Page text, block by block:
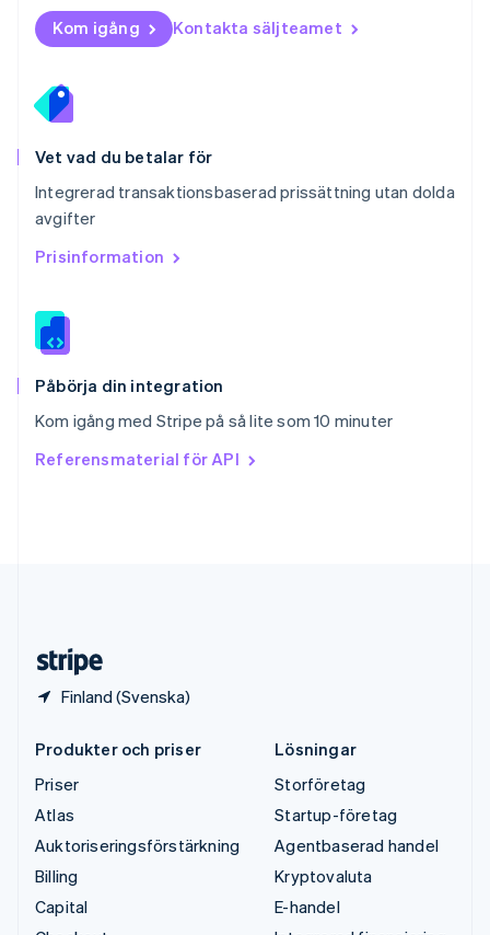
Kom igång Kontakta säljteamet
Vet vad du betalar för
Integrerad transaktionsbaserad prissättning utan dolda
avgifter
Prisinformation
Påbörja din integration
Kom igång med Stripe på så lite som 10 minuter
Referensmaterial för API
Finland (Svenska)
Português English
Rumänien
Schweiz
Deutsch
English简体中文
English
Slovenien
English Italiano
Storbritannien
Sverige
SvenskaEnglish
ไทยEnglish
English
Produkter och priser
Priser
Atlas
Auktoriseringsförstärkning
Billing
Capital
Lösningar
Storföretag
Startup-företag
Agentbaserad handel
Kryptovaluta
E-handel